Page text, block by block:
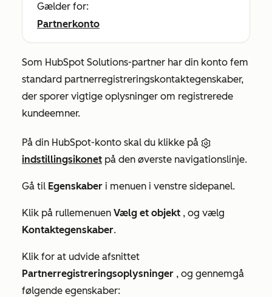
Gælder for:
Partnerkonto
Som HubSpot Solutions-partner har din konto fem
standard partnerregistreringskontaktegenskaber,
der sporer vigtige oplysninger om registrerede
kundeemner.
På din HubSpot-konto skal du klikke på
indstillingsikonet på den øverste navigationslinje.
Gå til Egenskaber i menuen i venstre sidepanel.
Klik på rullemenuen Vælg et objekt , og vælg
Kontaktegenskaber.
Klik for at udvide afsnittet
Partnerregistreringsoplysninger , og gennemgå
følgende egenskaber: